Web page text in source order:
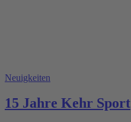
Neuigkeiten
15 Jahre Kehr Sport